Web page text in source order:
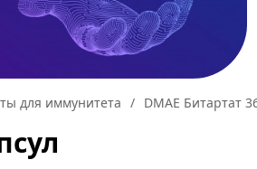
для иммунитета / DMAE Битартат